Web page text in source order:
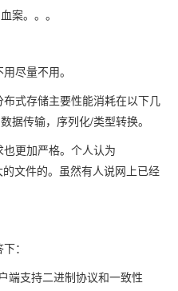
案。。。
尽量不用。
式存储主要性能消耗在以下几
据传输，序列化/类型转换。
更加严格。个人认为
文件的。虽然有人说网上已经
：
端支持二进制协议和一致性